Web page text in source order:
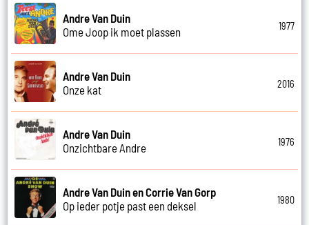
Andre Van Duin
Ome Joop ik moet plassen
1977
Andre Van Duin
Onze kat
2016
Andre Van Duin
Onzichtbare Andre
1976
Andre Van Duin en Corrie Van Gorp
Op ieder potje past een deksel
1980